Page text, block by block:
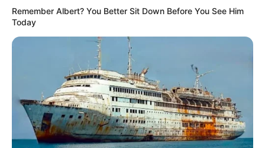
Remember Albert? You Better Sit Down Before You See Him
Today